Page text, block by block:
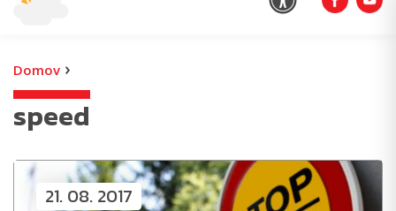
Domov ›
speed
21. 08. 2017